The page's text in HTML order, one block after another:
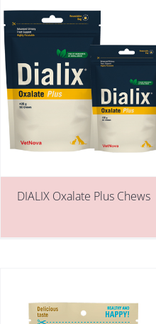
DIALIX Oxalate Plus Chews